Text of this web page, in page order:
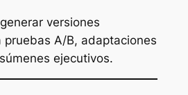
versiones
pruebas A/B, adaptaciones
ejecutivos.